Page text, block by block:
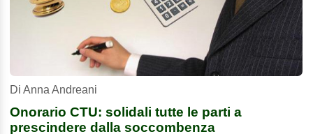
Di Anna Andreani
Onorario CTU: solidali tutte le parti a
prescindere dalla soccombenza